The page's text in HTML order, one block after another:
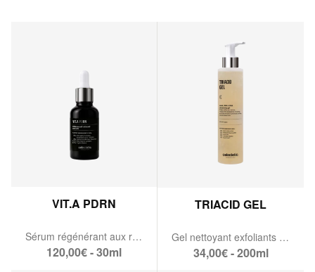
VIT.A PDRN
Sérum régénérant aux rétinoïdes & PDRN
120,00€ - 30ml
TRIACID GEL
Gel nettoyant exfoliants aux acides de fruits
34,00€ - 200ml